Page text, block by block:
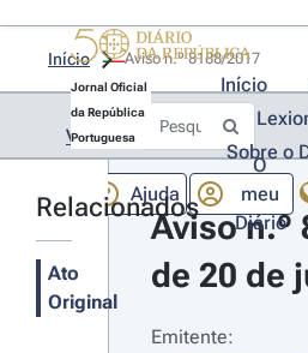
Jornal Oficial
da República
Portuguesa
Início
Sobre o
Ajuda
O
meu
Diário
Início
Voltar
Relacionados
Ato
Original
Aviso n.º
de 20 de
Emitente: